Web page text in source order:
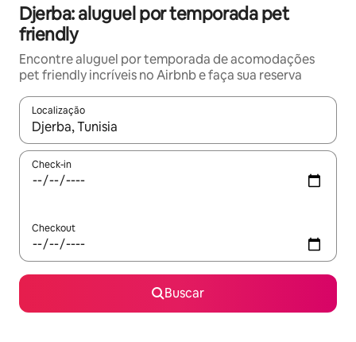
Djerba: aluguel por temporada pet
friendly
Encontre aluguel por temporada de acomodações
pet friendly incríveis no Airbnb e faça sua reserva
Localização
Quando os resultados estiverem disponíveis, explore-os
Check-in
Checkout
Buscar